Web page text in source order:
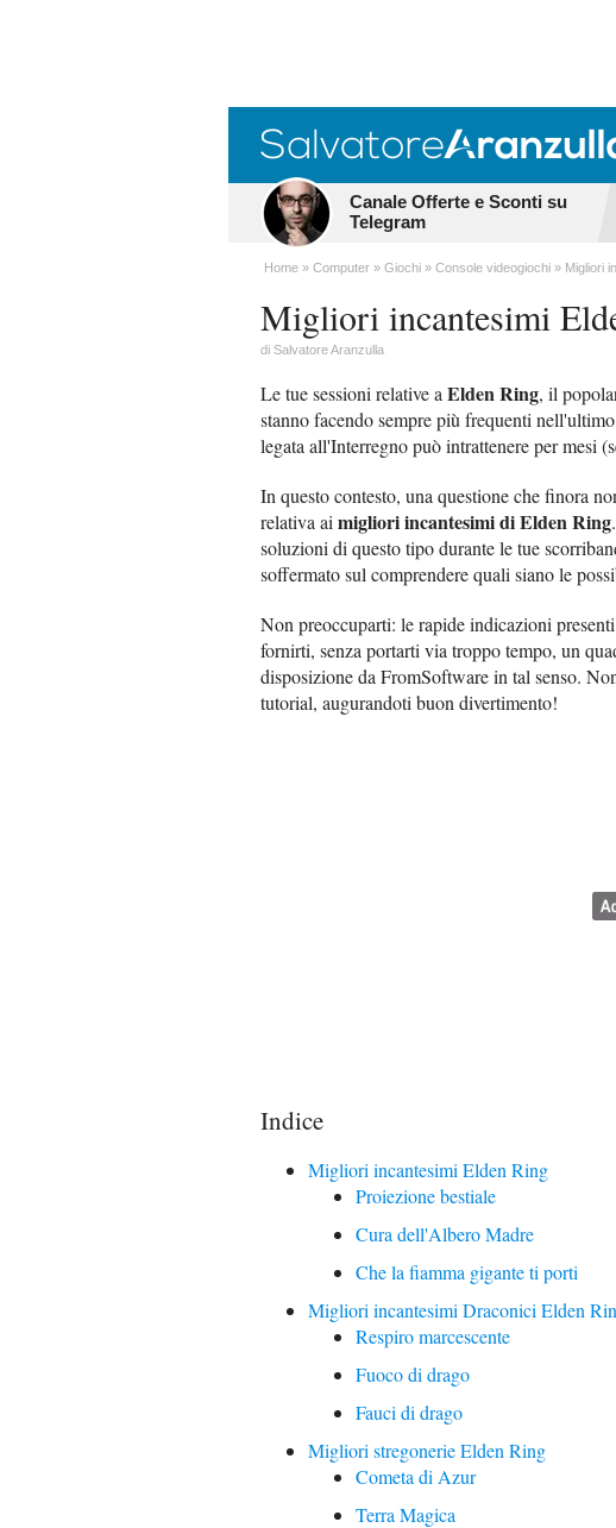
Canale Offerte e Sconti su
Telegram
Home Computer Giochi Console videogiochi Migliori
Migliori incantesimi
di Salvatore Aranzulla
Le tue sessioni relative a Elden Ring, il
stanno facendo sempre più frequenti
legata all'Interregno può intrattenere per mesi
In questo contesto, una questione che finora
relativa ai migliori incantesimi di Elden Ring
soluzioni di questo tipo durante le tue
soffermato sul comprendere quali siano le
Non preoccuparti: le rapide indicazioni
fornirti, senza portarti via troppo tempo, un
disposizione da FromSoftware in tal senso.
tutorial, augurandoti buon divertimento!
Indice
Migliori incantesimi Elden Ring
Proiezione bestiale
Cura dell'Albero Madre
Che la fiamma gigante ti porti
Migliori incantesimi Draconici Elden
Respiro marcescente
Fuoco di drago
Fauci di drago
Migliori stregonerie Elden Ring
Cometa di Azur
Terra Magica